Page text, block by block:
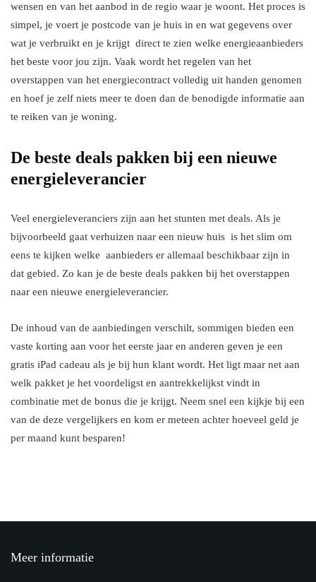
wensen en van het aanbod in de regio waar je woont. Het proces is
simpel, je voert je postcode van je huis in en wat gegevens over
wat je verbruikt en je krijgt direct te zien welke energieaanbieders
het beste voor jou zijn. Vaak wordt het regelen van het
overstappen van het energiecontract volledig uit handen genomen
en hoef je zelf niets meer te doen dan de benodigde informatie aan
te reiken van je woning.
De beste deals pakken bij een nieuwe
energieleverancier
Veel energieleveranciers zijn aan het stunten met deals. Als je
bijvoorbeeld gaat verhuizen naar een nieuw huis is het slim om
eens te kijken welke aanbieders er allemaal beschikbaar zijn in
dat gebied. Zo kan je de beste deals pakken bij het overstappen
naar een nieuwe energieleverancier.
De inhoud van de aanbiedingen verschilt, sommigen bieden een
vaste korting aan voor het eerste jaar en anderen geven je een
gratis iPad cadeau als je bij hun klant wordt. Het ligt maar net aan
welk pakket je het voordeligst en aantrekkelijkst vindt in
combinatie met de bonus die je krijgt. Neem snel een kijkje bij een
van de deze vergelijkers en kom er meteen achter hoeveel geld je
per maand kunt besparen!
Meer informatie